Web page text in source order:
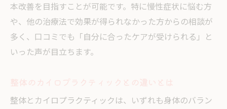
本改善を目指すことが可能です。特に慢性症状に悩む方
や、他の治療法で効果が得られなかった方からの相談が
多く、口コミでも「自分に合ったケアが受けられる」と
いった声が目立ちます。
整体とカイロプラクティックは、いずれも身体のバラン